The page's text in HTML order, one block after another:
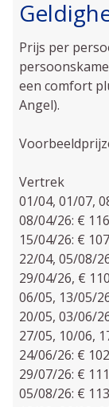
Prijs per
een comfort
Angel).
Vertrek
01/04, 01/07,
08/04/26: €
15/04/26: €
22/04, 05/08/
29/04/26, €
06/05, 13/05/
20/05, 03/06/
27/05, 10/06,
24/06/26: €
29/07/26: €
05/08/26: €